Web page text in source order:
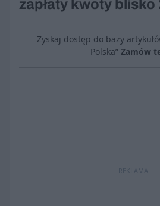
zapłaty kwoty blisko
Zyskaj dostęp do bazy
Polska” Zamów
REKLAMA